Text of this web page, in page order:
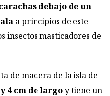
debajo de un
a principios de este
insectos masticadores de
de madera de la isla de
4 cm de largoy tiene un